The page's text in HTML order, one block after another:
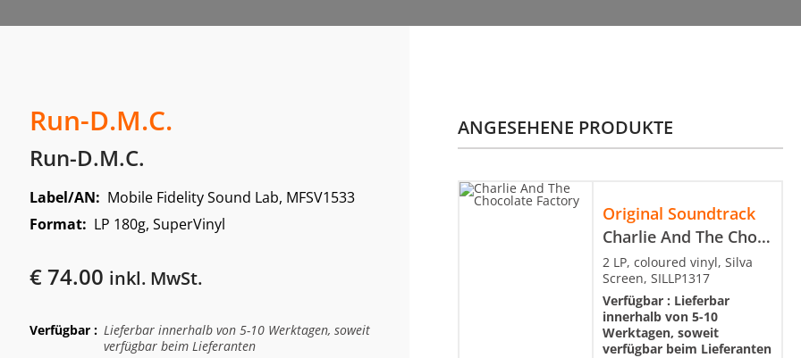
Run-D.M.C.
Run-D.M.C.
Label/AN: Mobile Fidelity Sound Lab, MFSV1533
Format: LP 180g, SuperVinyl
€74.00 inkl. MwSt.
Verfügbar : Lieferbar innerhalb von 5-10 Werktagen, soweit
verfügbar beim Lieferanten
ANGESEHENE PRODUKTE
Original Soundtrack
Charlie And The Chocolate Factory
2 LP, coloured vinyl, Silva
Screen, SILLP1317
Verfügbar : Lieferbar
innerhalb von 5-10
Werktagen, soweit
verfügbar beim Lieferanten